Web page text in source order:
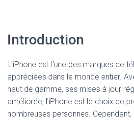
Introduction
L’iPhone est l’une des marques de
appréciées dans le monde entier.
haut de gamme, ses mises à jour
améliorée, l’iPhone est le choix de
nombreuses personnes. Cependant,